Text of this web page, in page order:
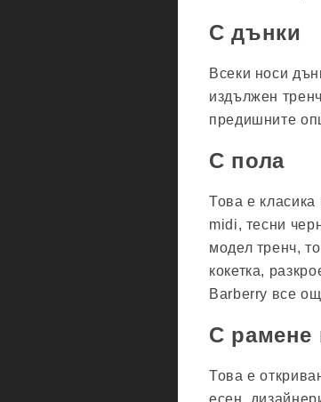
С дънки
Всеки носи
издължен
предишните
С пола
Това е
midi, тесни
модел тренч,
кокетка,
Barberry все
С рамене
Това е
есен,